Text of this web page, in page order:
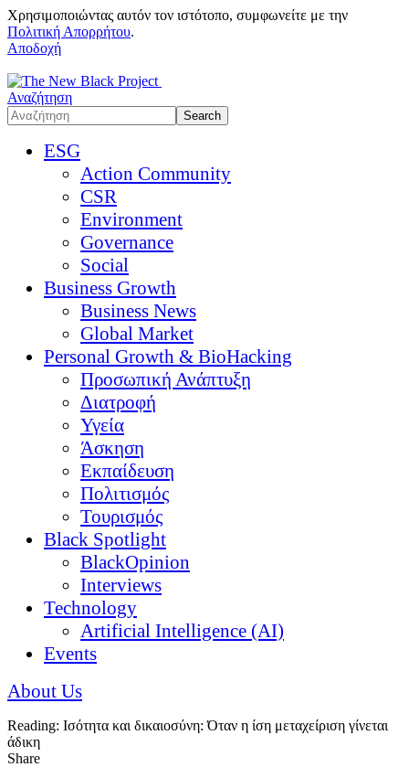
Χρησιμοποιώντας αυτόν τον ιστότοπο, συμφωνείτε με την
Πολιτική Απορρήτου.
Αποδοχή
Αναζήτηση
ESG
Action Community
CSR
Environment
Governance
Social
Business Growth
Business News
Global Market
Personal Growth & BioHacking
Προσωπική Ανάπτυξη
Διατροφή
Υγεία
Άσκηση
Εκπαίδευση
Πολιτισμός
Τουρισμός
Black Spotlight
BlackOpinion
Interviews
Technology
Artificial Intelligence (AI)
Events
About Us
Reading: Ισότητα και δικαιοσύνη: Όταν η ίση μεταχείριση γίνεται
άδικη
Share